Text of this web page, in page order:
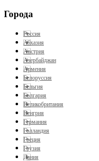
Города
Россия
Абхазия
Австрия
Азербайджан
Армения
Белоруссия
Бельгия
Болгария
Великобритания
Венгрия
Германия
Голландия
Греция
Грузия
Дания